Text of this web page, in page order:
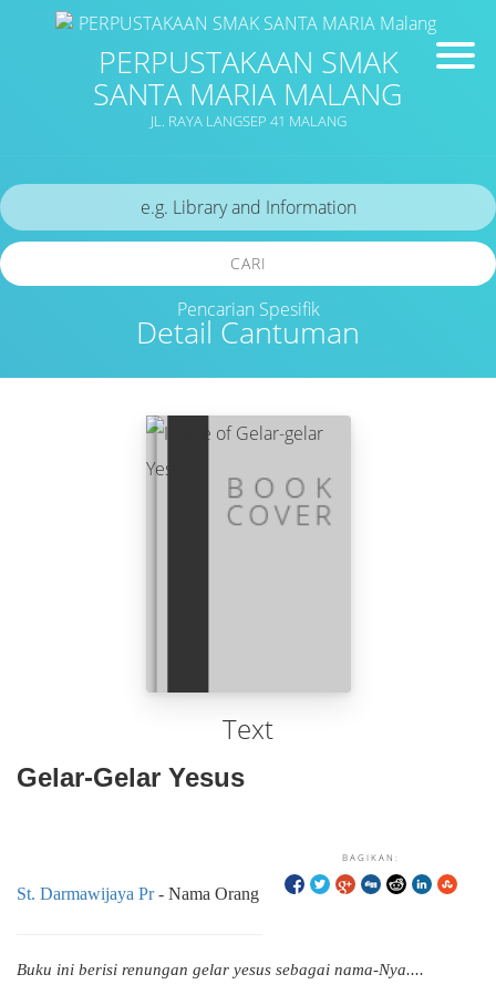
PERPUSTAKAAN SMAK
SANTA MARIA MALANG
JL. RAYA LANGSEP 41 MALANG
Detail Cantuman
CARI
Pencarian Spesifik
Text
Gelar-Gelar Yesus
BAGIKAN:
St. Darmawijaya Pr- Nama Orang
Buku ini berisi renungan gelar yesus sebagai nama-Nya....